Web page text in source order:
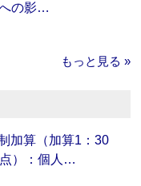
の影…
もっと見る »
加算（加算1：30
）：個人…